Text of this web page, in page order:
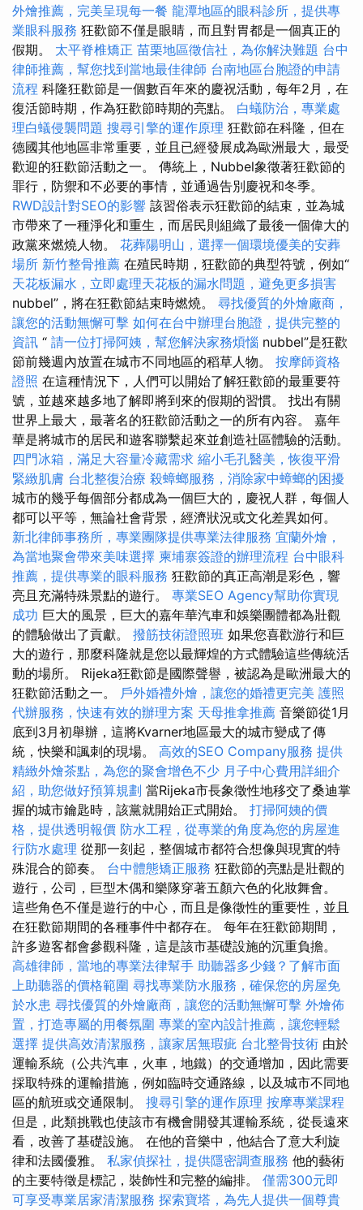
外燴推薦，完美呈現每一餐 龍潭地區的眼科診所，提供專
業眼科服務 狂歡節不僅是眼睛，而且對胃都是一個真正的
假期。 太平脊椎矯正 苗栗地區徵信社，為你解決難題 台中
律師推薦，幫您找到當地最佳律師 台南地區台胞證的申請
流程 科隆狂歡節是一個數百年來的慶祝活動，每年2月，在
復活節時期，作為狂歡節時期的亮點。 白蟻防治，專業處
理白蟻侵襲問題 搜尋引擎的運作原理 狂歡節在科隆，但在
德國其他地區非常重要，並且已經發展成為歐洲最大，最受
歡迎的狂歡節活動之一。 傳統上，Nubbel象徵著狂歡節的
罪行，防禦和不必要的事情，並通過告別慶祝和冬季。
RWD設計對SEO的影響 該習俗表示狂歡節的結束，並為城
市帶來了一種淨化和重生，而居民則組織了最後一個偉大的
政黨來燃燒人物。 花葬陽明山，選擇一個環境優美的安葬
場所 新竹整骨推薦 在殖民時期，狂歡節的典型符號，例如“
天花板漏水，立即處理天花板的漏水問題，避免更多損害
nubbel”，將在狂歡節結束時燃燒。 尋找優質的外燴廠商，
讓您的活動無懈可擊 如何在台中辦理台胞證，提供完整的
資訊 “ 請一位打掃阿姨，幫您解決家務煩惱 nubbel”是狂歡
節前幾週內放置在城市不同地區的稻草人物。 按摩師資格
證照 在這種情況下，人們可以開始了解狂歡節的最重要符
號，並越來越多地了解即將到來的假期的習慣。 找出有關
世界上最大，最著名的狂歡節活動之一的所有內容。 嘉年
華是將城市的居民和遊客聯繫起來並創造社區體驗的活動。
四門冰箱，滿足大容量冷藏需求 縮小毛孔醫美，恢復平滑
緊緻肌膚 台北整復治療 殺蟑螂服務，消除家中蟑螂的困擾
城市的幾乎每個部分都成為一個巨大的，慶祝人群，每個人
都可以平等，無論社會背景，經濟狀況或文化差異如何。
新北律師事務所，專業團隊提供專業法律服務 宜蘭外燴，
為當地聚會帶來美味選擇 柬埔寨簽證的辦理流程 台中眼科
推薦，提供專業的眼科服務 狂歡節的真正高潮是彩色，響
亮且充滿特殊景點的遊行。 專業SEO Agency幫助你實現
成功 巨大的風景，巨大的嘉年華汽車和娛樂團體都為壯觀
的體驗做出了貢獻。 撥筋技術證照班 如果您喜歡游行和巨
大的遊行，那麼科隆就是您以最輝煌的方式體驗這些傳統活
動的場所。 Rijeka狂歡節是國際聲譽，被認為是歐洲最大的
狂歡節活動之一。 戶外婚禮外燴，讓您的婚禮更完美 護照
代辦服務，快速有效的辦理方案 天母推拿推薦 音樂節從1月
底到3月初舉辦，這將Kvarner地區最大的城市變成了傳
統，快樂和諷刺的現場。 高效的SEO Company服務 提供
精緻外燴茶點，為您的聚會增色不少 月子中心費用詳細介
紹，助您做好預算規劃 當Rijeka市長象徵性地移交了桑迪掌
握的城市鑰匙時，該黨就開始正式開始。 打掃阿姨的價
格，提供透明報價 防水工程，從專業的角度為您的房屋進
行防水處理 從那一刻起，整個城市都符合想像與現實的特
殊混合的節奏。 台中體態矯正服務 狂歡節的亮點是壯觀的
遊行，公司，巨型木偶和樂隊穿著五顏六色的化妝舞會。
這些角色不僅是遊行的中心，而且是像徵性的重要性，並且
在狂歡節期間的各種事件中都存在。 每年在狂歡節期間，
許多遊客都會參觀科隆，這是該市基礎設施的沉重負擔。
高雄律師，當地的專業法律幫手 助聽器多少錢？了解市面
上助聽器的價格範圍 尋找專業防水服務，確保您的房屋免
於水患 尋找優質的外燴廠商，讓您的活動無懈可擊 外燴佈
置，打造專屬的用餐氛圍 專業的室內設計推薦，讓您輕鬆
選擇 提供高效清潔服務，讓家居無瑕疵 台北整骨技術 由於
運輸系統（公共汽車，火車，地鐵）的交通增加，因此需要
採取特殊的運輸措施，例如臨時交通路線，以及城市不同地
區的航班或交通限制。 搜尋引擎的運作原理 按摩專業課程
但是，此類挑戰也使該市有機會開發其運輸系統，從長遠來
看，改善了基礎設施。 在他的音樂中，他結合了意大利旋
律和法國優雅。 私家偵探社，提供隱密調查服務 他的藝術
的主要特徵是標記，裝飾性和完整的編排。 僅需300元即
可享受專業居家清潔服務 探索寶塔，為先人提供一個尊貴